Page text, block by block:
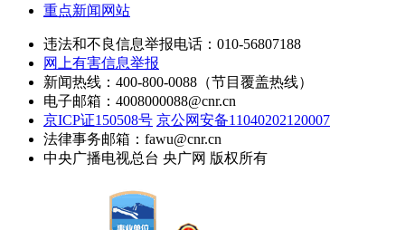
重点新闻网站
违法和不良信息举报电话：010-56807188
网上有害信息举报
新闻热线：400-800-0088（节目覆盖热线）
电子邮箱：4008000088@cnr.cn
京ICP证150508号 京公网安备11040202120007
法律事务邮箱：fawu@cnr.cn
中央广播电视总台 央广网 版权所有